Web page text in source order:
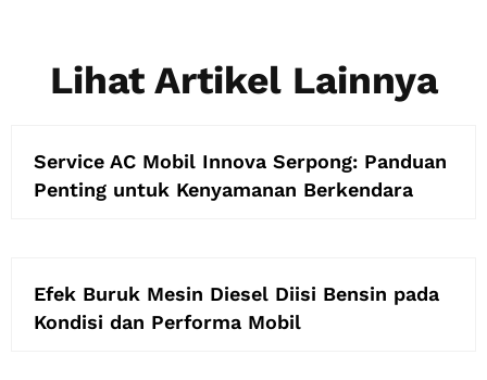
Lihat Artikel Lainnya
Service AC Mobil Innova Serpong: Panduan
Penting untuk Kenyamanan Berkendara
Efek Buruk Mesin Diesel Diisi Bensin pada
Kondisi dan Performa Mobil